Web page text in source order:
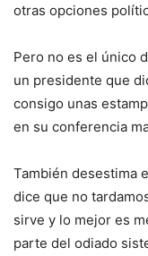
otras opciones
Pero no es el único
un presidente que
consigo unas
en su conferencia
También desestima
dice que no
sirve y lo mejor es
parte del odiado